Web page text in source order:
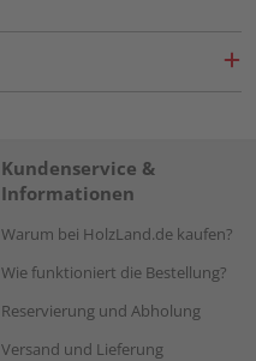
Kundenservice &
Informationen
Warum bei HolzLand.de kaufen?
Wie funktioniert die Bestellung?
Reservierung und Abholung
Versand und Lieferung